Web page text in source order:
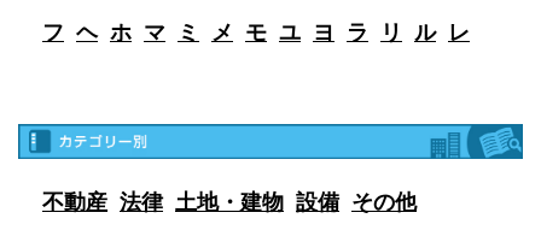
フ ヘ ホ マ ミ メ モ ユ ヨ ラ リ ル レ
不動産 法律 土地・建物 設備 その他